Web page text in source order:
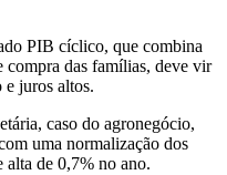
PIB cíclico, que combina
compra das famílias, deve vir
juros altos.
caso do agronegócio,
uma normalização dos
alta de 0,7% no ano.